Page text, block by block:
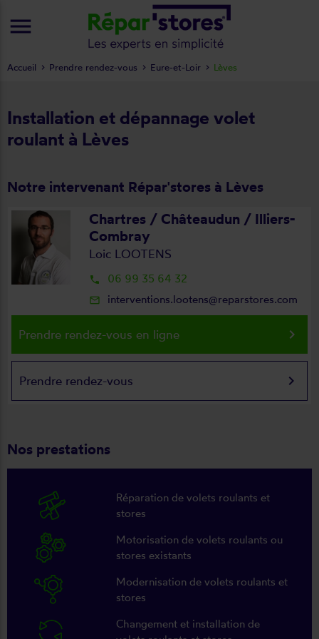
Installation et dépannage volet
roulant à Lèves
Notre intervenant Répar'stores à Lèves
Chartres / Châteaudun / Illiers-
Combray
Loic LOOTENS
local_phone 06 99 35 64 32
mail_outline interventions.lootens@reparstores.com
Prendre rendez-vous en ligne keyboard_arrow_right
Prendre rendez-vous keyboard_arrow_right
Nos prestations
Réparation de volets roulants et
stores
Motorisation de volets roulants ou
stores existants
Modernisation de volets roulants et
stores
Changement et installation de
Accueil Prendre rendez-vous Eure-et-Loir Lèves
menu